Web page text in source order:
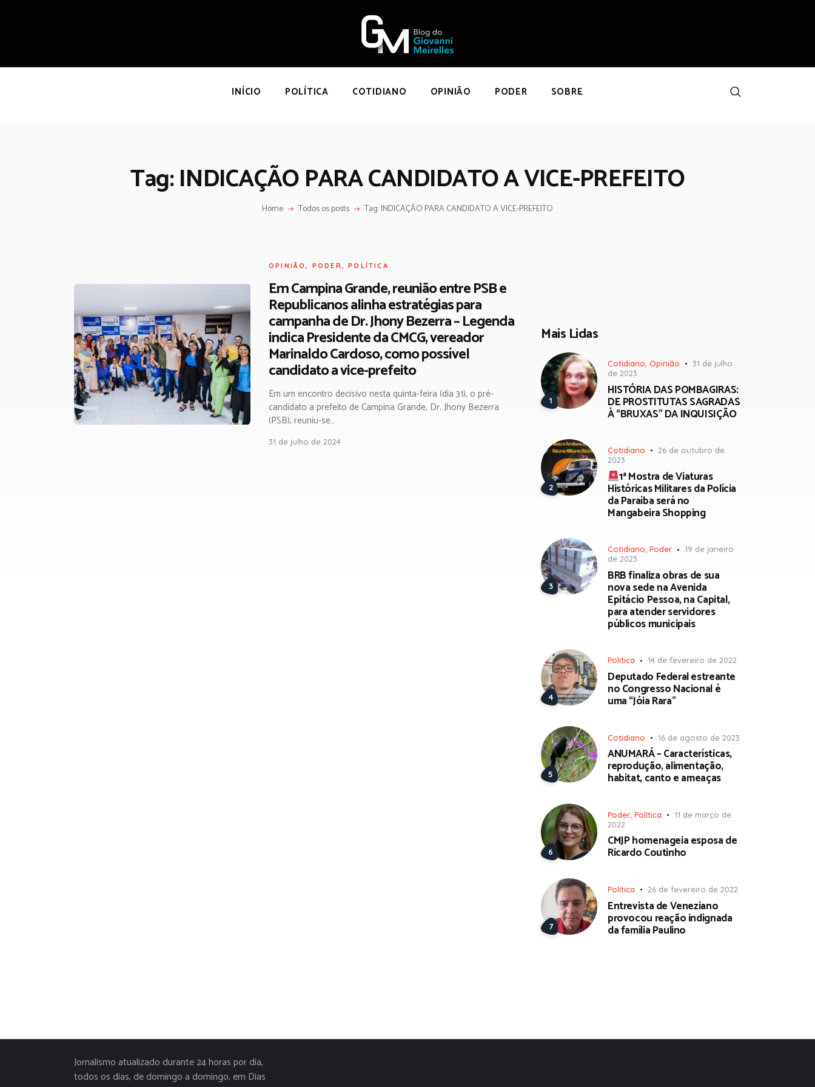
INÍCIO POLÍTICA COTIDIANO OPINIÃO PODER SOBRE
Tag: INDICAÇÃO PARA CANDIDATO A VICE-PREFEITO
Home Todos os posts Tag: INDICAÇÃO PARA CANDIDATO A VICE-PREFEITO
COTIDIANO
OPINIÃO
OPINIÃO, PODER,POLÍTICA
Em Campina Grande, reunião entre PSB e
Republicanos alinha estratégias para
campanha de Dr. Jhony Bezerra – Legenda
indica Presidente da CMCG, vereador
Marinaldo Cardoso, como possível
candidato a vice-prefeito
Em um encontro decisivo nesta quinta-feira (dia 31), o pré-
candidato a prefeito de Campina Grande, Dr. Jhony Bezerra
(PSB), reuniu-se…
31 de julho de 2024
Mais Lidas
Cotidiano Opinião
31 de julho
de 2023
HISTÓRIA DAS POMBAGIRAS:
DE PROSTITUTAS SAGRADAS
À “BRUXAS” DA INQUISIÇÃO
Cotidiano
26 de outubro de
2023
1ª Mostra de Viaturas
Históricas Militares da Polícia
da Paraíba será no
Mangabeira Shopping
Cotidiano, Poder
19 de janeiro
de 2023
BRB finaliza obras de sua
nova sede na Avenida
Epitácio Pessoa, na Capital,
para atender servidores
públicos municipais
Política 14 de fevereiro de 2022
Deputado Federal estreante
no Congresso Nacional é
uma “Jóia Rara”
Cotidiano 16 de agosto de 2023
ANUMARÁ – Características,
reprodução, alimentação,
habitat, canto e ameaças
Poder Política
11 de março de
2022
CMJP homenageia esposa de
Ricardo Coutinho
Política 26 de fevereiro de 2022
Entrevista de Veneziano
provocou reação indignada
da família Paulino
Jornalismo atualizado durante 24 horas por dia,
todos os dias, de domingo a domingo, em Dias